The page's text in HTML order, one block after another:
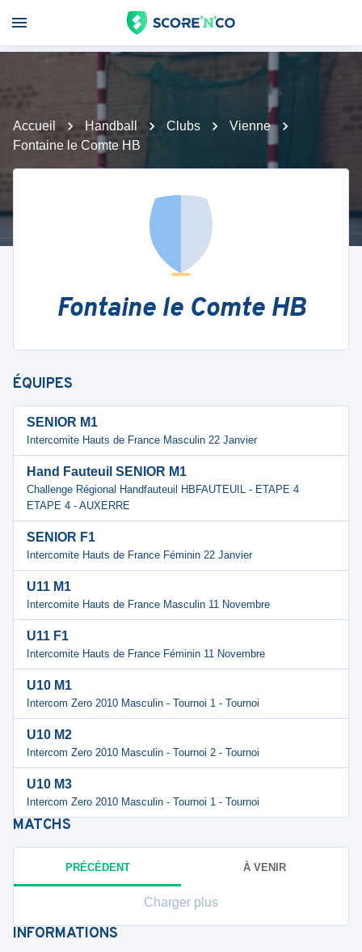
Accueil Handball Clubs
Vienne
Fontaine le Comte HB
Fontaine le Comte HB
ÉQUIPES
SENIOR M1
Intercomite Hauts de France Masculin 22 Janvier
Hand Fauteuil SENIOR M1
Challenge Régional Handfauteuil HBFAUTEUIL - ETAPE 4
ETAPE 4 - AUXERRE
SENIOR F1
Intercomite Hauts de France Féminin 22 Janvier
U11 M1
Intercomite Hauts de France Masculin 11 Novembre
U11 F1
Intercomite Hauts de France Féminin 11 Novembre
U10 M1
Intercom Zero 2010 Masculin - Tournoi 1 - Tournoi
U10 M2
Intercom Zero 2010 Masculin - Tournoi 2 - Tournoi
U10 M3
Intercom Zero 2010 Masculin - Tournoi 1 - Tournoi
MATCHS
PRÉCÉDENT À VENIR
Charger plus
INFORMATIONS